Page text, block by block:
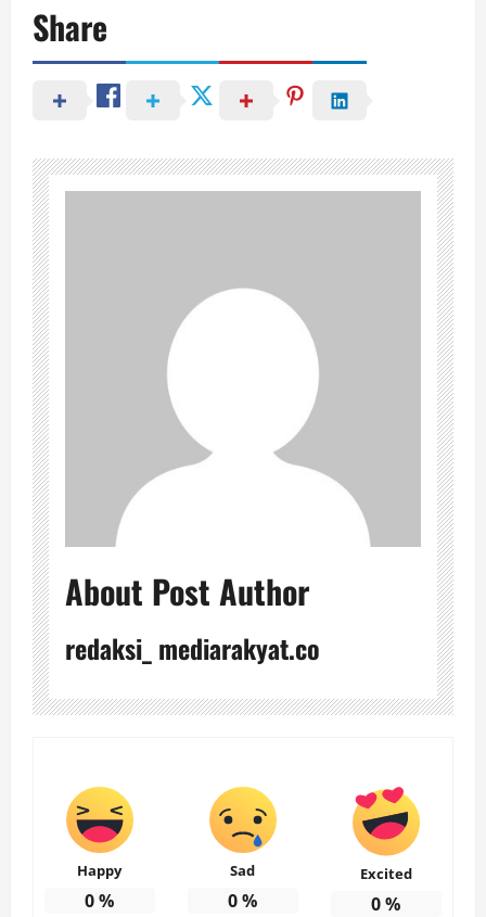
Share
About Post Author
redaksi_ mediarakyat.co
Happy
0%
Sad
0%
Excited
0%